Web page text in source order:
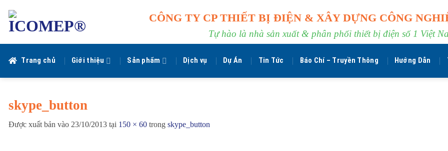
qua
nội
dung
CÔNG TY CP THIẾT BỊ ĐIỆN & XÂY DỰNG CÔNG
Tự hào là nhà sản xuất & phân phối thiết bị điện số 1 Việt
Trang chủ Giới thiệu Sản phẩm Dịch vụ Dự Án Tin Tức Báo Chí – Truyền Thông Hướng Dẫn
skype_button
Được xuất bản vào 23/10/2013 tại 150 × 60 trong skype_button